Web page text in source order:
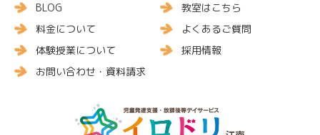
BLOG
教室はこちら
料金について
よくあるご質問
体験授業について
採用情報
お問い合わせ・資料請求